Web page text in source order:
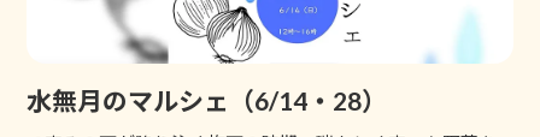
水無月のマルシェ（6/14・28）